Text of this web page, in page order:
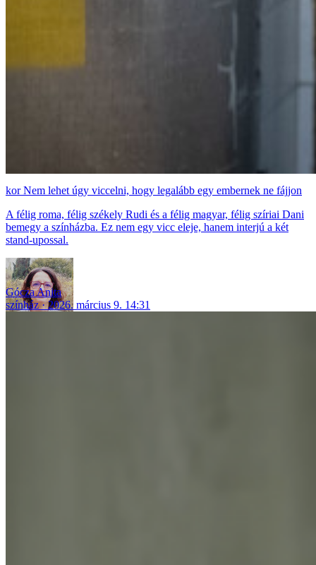
Nem lehet úgy viccelni, hogy legalább egy embernek ne fájjon
A félig roma, félig székely Rudi és a félig magyar, félig szíriai Dani
bemegy a színházba. Ez nem egy vicc eleje, hanem interjú a két
stand-upossal.
Gócza Anita
színház
2026. március 9. 14:31